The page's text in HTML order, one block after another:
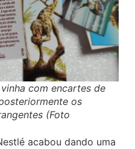
com encartes de
os
(Foto
acabou dando uma